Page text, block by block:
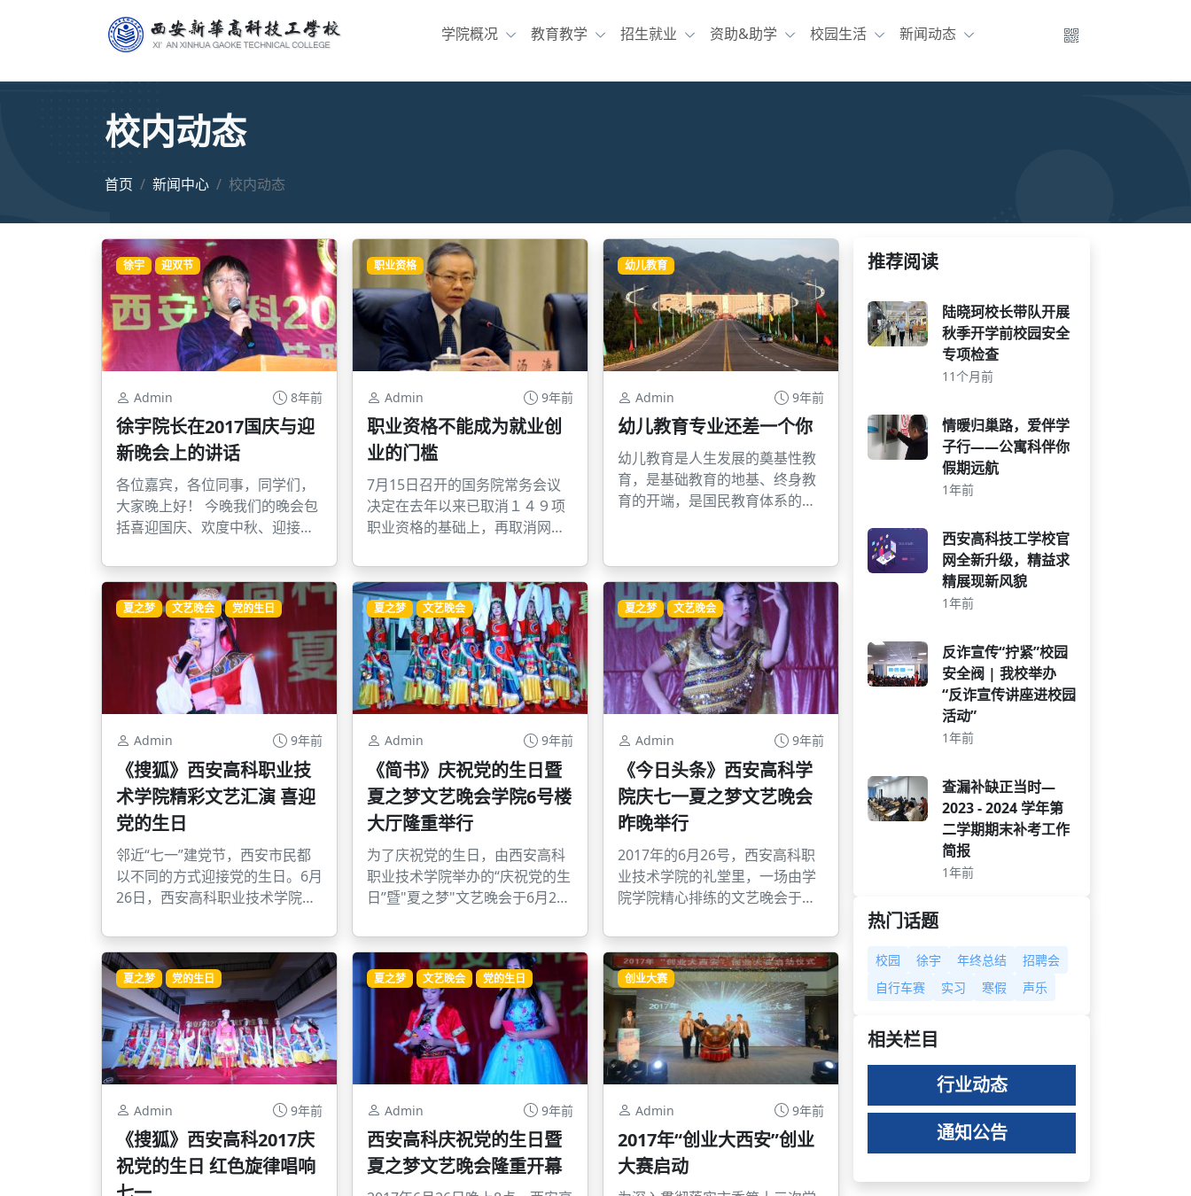
学院概况 教育教学 招生就业 资助&助学 校园生活 新闻动态
校内动态
首页 新闻中心 校内动态
徐宇 迎双节
Admin 8年前
徐宇院长在2017国庆与迎
新晚会上的讲话
各位嘉宾，各位同事，同学们，
大家晚上好！ 今晚我们的晚会包
括喜迎国庆、欢度中秋、迎接新
们伟大的祖国生日快乐，国富民
强,人民安居乐业。 在这个美好的
夜晚，我们广大师生一起喜迎国
庆、欢度中秋，尽管天气不尽人
意，但我们心中永远藏着一轮明
月，一直藏着对家乡与亲人的思
念。 中秋意味着亲人团聚，今夜
我们聚集在一起，就是我们高科
学院大家庭的一次大团圆。值此
佳节来临之际，祝各位嘉宾、同
事、同学，家庭和和美美，团团
圆圆，身体康健！ 今晚我们新老
师生，同聚一堂，庆祝我们老生
平安顺利返校，欢迎
职业资格
Admin 9年前
职业资格不能成为就业创
业的门槛
7月15日召开的国务院常务会议
决定在去年以来已取消１４９项
职业资格的基础上，再取消网络
全国外贸业务员、港口装卸工等
６２项职业资格，旨在通过改革
释放创业创新活力。
幼儿教育
Admin 9年前
幼儿教育专业还差一个你
幼儿教育是人生发展的奠基性教
育，是基础教育的地基、终身教
育的开端，是国民教育体系的重
提高义务教育质量与效益，提升
国民素质，缩小城乡差距，促进
教育和社会公平具有重要价值。
同时，党的十七大和十七届三中
全会也明确提出了重视学前教育
和发展农村学前教育的要求。
夏之梦 文艺晚会 党的生日
Admin 9年前
《搜狐》西安高科职业技
术学院精彩文艺汇演 喜迎
党的生日
邻近“七一”建党节，西安市民都
以不同的方式迎接党的生日。6月
26日，西安高科职业技术学院举
庆祝党第九十六个生日。
夏之梦 文艺晚会
Admin 9年前
《简书》庆祝党的生日暨
夏之梦文艺晚会学院6号楼
大厅隆重举行
为了庆祝党的生日，由西安高科
职业技术学院举办的“庆祝党的生
日”暨"夏之梦"文艺晚会于6月26
重举行。
夏之梦 文艺晚会
Admin 9年前
《今日头条》西安高科学
院庆七一夏之梦文艺晚会
昨晚举行
2017年的6月26号，西安高科职
业技术学院的礼堂里，一场由学
院学院精心排练的文艺晚会于晚
夏之梦 党的生日
Admin 9年前
《搜狐》西安高科2017庆
祝党的生日 红色旋律唱响
夏之梦 文艺晚会 党的生日
Admin 9年前
西安高科庆祝党的生日暨
夏之梦文艺晚会隆重开幕
创业大赛
Admin 9年前
2017年“创业大西安”创业
大赛启动
推荐阅读
陆晓珂校长带队开展
秋季开学前校园安全
专项检查
11个月前
情暖归巢路，爱伴学
子行——公寓科伴你
假期远航
1年前
西安高科技工学校官
网全新升级，精益求
精展现新风貌
1年前
反诈宣传“拧紧”校园
安全阀 | 我校举办
“反诈宣传讲座进校园
活动”
1年前
查漏补缺正当时—
2023 - 2024 学年第
二学期期末补考工作
简报
1年前
热门话题
校园 徐宇 年终总结
招聘会
自行车赛
实习 寒假 声乐
相关栏目
行业动态
通知公告